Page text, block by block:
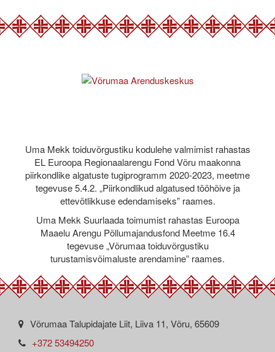
Uma Mekk toiduvõrgustiku kodulehe valmimist rahastas
EL Euroopa Regionaalarengu Fond Võru maakonna
piirkondlike algatuste tugiprogramm 2020-2023, meetme
tegevuse 5.4.2. „Piirkondlikud algatused tööhõive ja
ettevõtlikkuse edendamiseks” raames.
Uma Mekk Suurlaada toimumist rahastas Euroopa
Maaelu Arengu Põllumajandusfond Meetme 16.4
tegevuse „Võrumaa toiduvõrgustiku
turustamisvõimaluste arendamine” raames.
Võrumaa Talupidajate Liit, Liiva 11, Võru, 65609
+372 53494250